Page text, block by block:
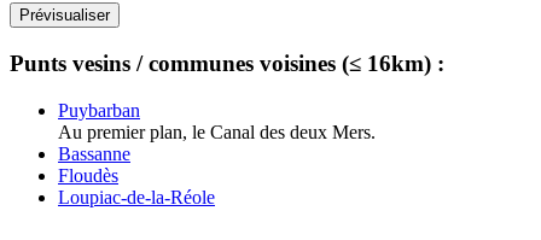
Punts vesins / communes voisines (≤ 16km) :
Puybarban
Au premier plan, le Canal des deux Mers.
Bassanne
Floudès
Loupiac-de-la-Réole